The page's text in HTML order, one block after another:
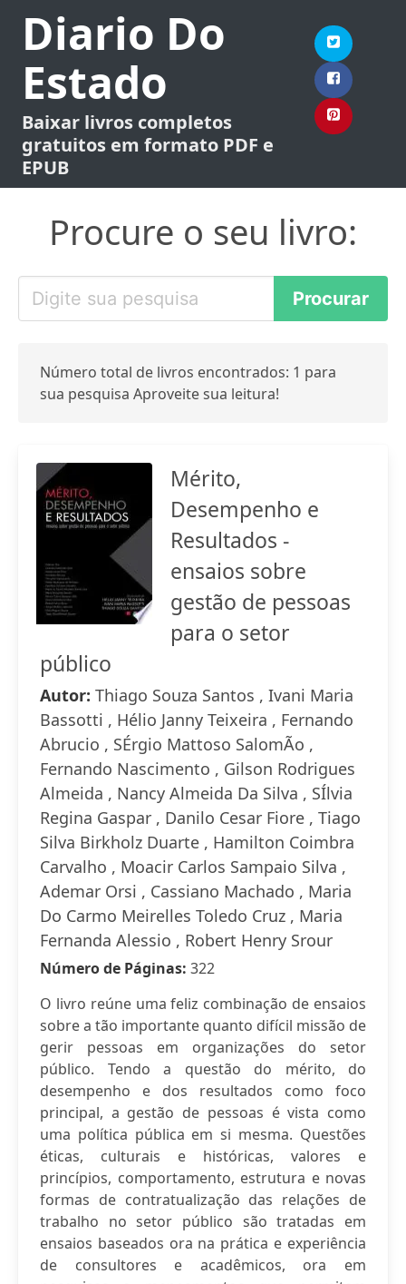
Diario Do
Estado
Baixar livros completos
gratuitos em formato PDF e
EPUB
Procure o seu livro:
Número total de livros encontrados: 1 para
sua pesquisa Aproveite sua leitura!
Mérito,
Desempenho e
Resultados -
ensaios sobre
gestão de pessoas
para o setor
público
Autor: Thiago Souza Santos , Ivani Maria
Bassotti , Hélio Janny Teixeira , Fernando
Abrucio , SÉrgio Mattoso SalomÃo ,
Fernando Nascimento , Gilson Rodrigues
Almeida , Nancy Almeida Da Silva , SÍlvia
Regina Gaspar , Danilo Cesar Fiore , Tiago
Silva Birkholz Duarte , Hamilton Coimbra
Carvalho , Moacir Carlos Sampaio Silva ,
Ademar Orsi , Cassiano Machado , Maria
Do Carmo Meirelles Toledo Cruz , Maria
Fernanda Alessio , Robert Henry Srour
Número de Páginas: 322
O livro reúne uma feliz combinação de ensaios
sobre a tão importante quanto difícil missão de
gerir pessoas em organizações do setor
público. Tendo a questão do mérito, do
desempenho e dos resultados como foco
principal, a gestão de pessoas é vista como
uma política pública em si mesma. Questões
éticas, culturais e históricas, valores e
princípios, comportamento, estrutura e novas
formas de contratualização das relações de
trabalho no setor público são tratadas em
ensaios baseados ora na prática e experiência
de consultores e acadêmicos, ora em